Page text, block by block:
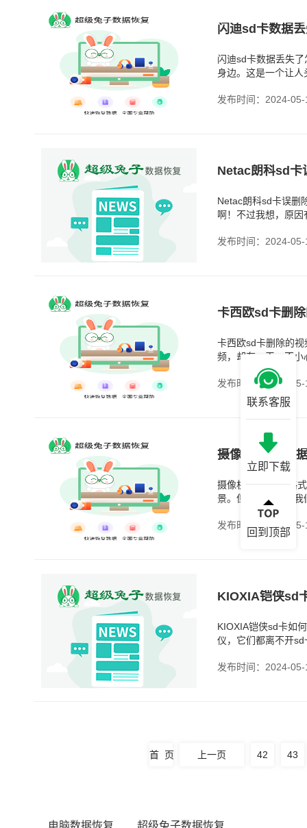
闪迪sd卡数据
闪迪sd卡数据丢失
身边。这是一个让
发布时间：2024-05-
Netac朗科sd卡
Netac朗科sd卡误删
啊！不过我想，原
发布时间：2024-05-
卡西欧sd卡删
卡西欧sd卡删除的
频，却有一天一不
的视频并没有真正
发布时间：2024-05-
摄像机SD卡数据格
景。但是，有时候
很简单，就是清除
发布时间：2024-05-
KIOXIA铠侠sd
KIOXIA铠侠sd卡如
仪，它们都离不开
发布时间：2024-05-
首 页 上一页 42 43
电脑数据恢复 超级兔子数据恢复
联系客服
立即下载
回到顶部